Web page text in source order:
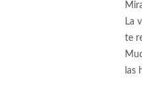
La
te
las